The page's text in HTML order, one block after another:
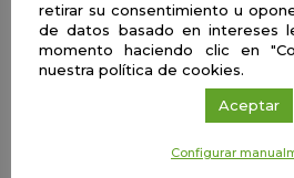
Un día en la vida de un
Trabajo en Clínica y en Formación.
retirar su consentimiento u
de datos basado en intereses
momento haciendo clic en
nuestra política de cookies.
Aceptar
Configurar